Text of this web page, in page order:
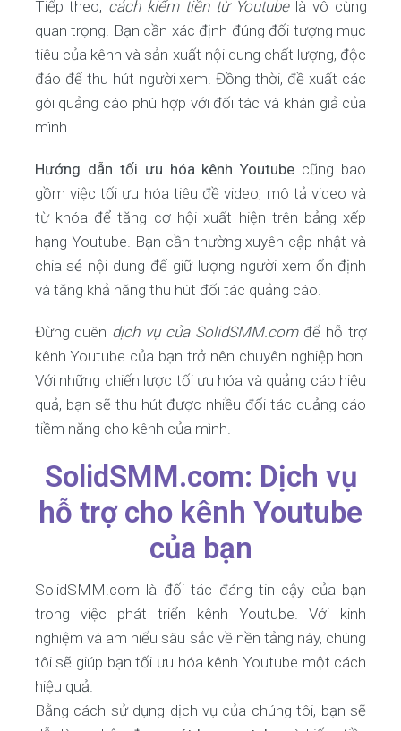
Tiếp theo, cách kiếm tiền từ Youtubelà vô cùng
quan trọng. Bạn cần xác định đúng đối tượng mục
tiêu của kênh và sản xuất nội dung chất lượng, độc
đáo để thu hút người xem. Đồng thời, đề xuất các
gói quảng cáo phù hợp với đối tác và khán giả của
mình.
Hướng dẫn tối ưu hóa kênh Youtube cũng bao
gồm việc tối ưu hóa tiêu đề video, mô tả video và
từ khóa để tăng cơ hội xuất hiện trên bảng xếp
hạng Youtube. Bạn cần thường xuyên cập nhật và
chia sẻ nội dung để giữ lượng người xem ổn định
và tăng khả năng thu hút đối tác quảng cáo.
Đừng quên dịch vụ của SolidSMM.comđể hỗ trợ
kênh Youtube của bạn trở nên chuyên nghiệp hơn.
Với những chiến lược tối ưu hóa và quảng cáo hiệu
quả, bạn sẽ thu hút được nhiều đối tác quảng cáo
tiềm năng cho kênh của mình.
SolidSMM.com: Dịch vụ
hỗ trợ cho kênh Youtube
của bạn
SolidSMM.com là đối tác đáng tin cậy của bạn
trong việc phát triển kênh Youtube. Với kinh
nghiệm và am hiểu sâu sắc về nền tảng này, chúng
tôi sẽ giúp bạn tối ưu hóa kênh Youtube một cách
hiệu quả.
Bằng cách sử dụng dịch vụ của chúng tôi, bạn sẽ